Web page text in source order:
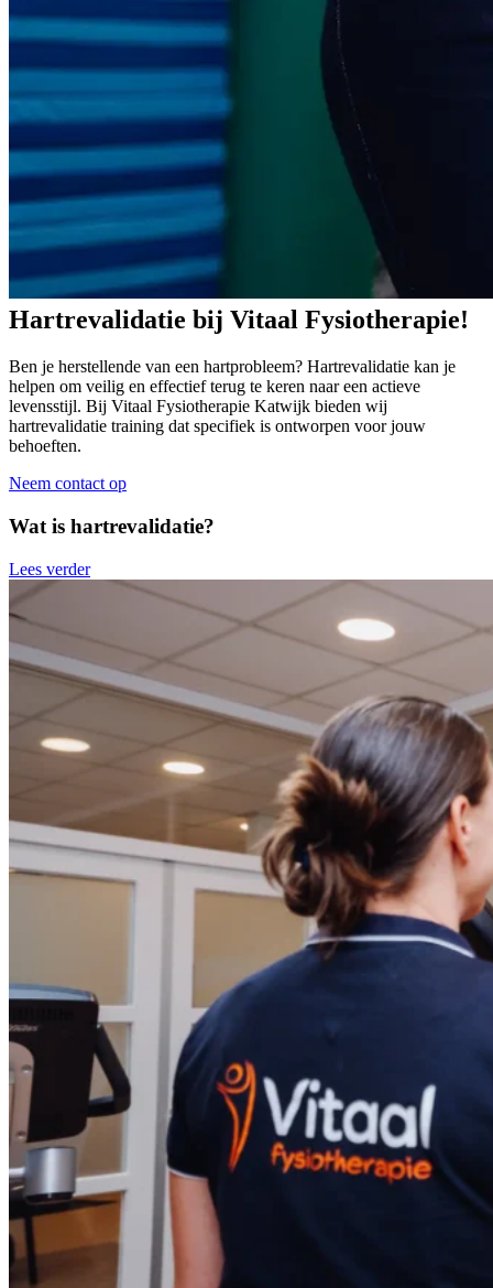
Hartrevalidatie bij Vitaal Fysiotherapie!
Ben je herstellende van een hartprobleem? Hartrevalidatie kan je
helpen om veilig en effectief terug te keren naar een actieve
levensstijl. Bij Vitaal Fysiotherapie Katwijk bieden wij
hartrevalidatie training dat specifiek is ontworpen voor jouw
behoeften.
Neem contact op
Wat is hartrevalidatie?
Lees verder